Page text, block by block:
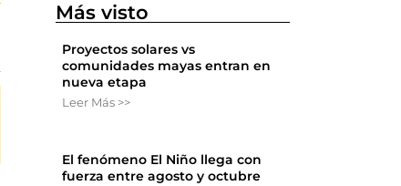
Más visto
Proyectos solares vs
comunidades mayas entran en
nueva etapa
Leer Más >>
El fenómeno El Niño llega con
fuerza entre agosto y octubre